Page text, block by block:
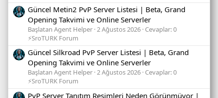
Güncel Metin2 PvP Server Listesi | Beta, Grand
Opening Takvimi ve Online Serverler
Başlatan Agent Helper 2 Ağustos 2026 Cevaplar: 0
⚡SroTURK Forum
Güncel Silkroad PvP Server Listesi | Beta, Grand
Opening Takvimi ve Online Serverler
Başlatan Agent Helper 2 Ağustos 2026 Cevaplar: 0
⚡SroTURK Forum
PvP Server Tanıtım Resimleri Neden Görünmüyor |